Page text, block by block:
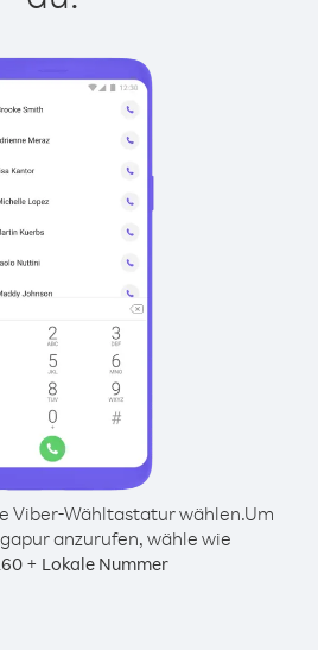
Viber-Wähltastatur wählen.Um
anzurufen, wähle wie
+ Lokale Nummer